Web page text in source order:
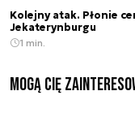
Kolejny atak. Płonie
Jekaterynburgu
1 min.
Mogą Cię